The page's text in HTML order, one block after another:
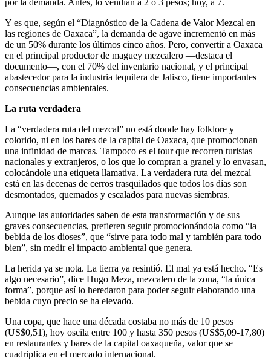
por la demanda. Antes, lo vendían a 2 o 3 pesos; hoy, a 7.
Y es que, según el “Diagnóstico de la Cadena de Valor Mezcal en
las regiones de Oaxaca”, la demanda de agave incrementó en más
de un 50% durante los últimos cinco años. Pero, convertir a Oaxaca
en el principal productor de maguey mezcalero —destaca el
documento—, con el 70% del inventario nacional, y el principal
abastecedor para la industria tequilera de Jalisco, tiene importantes
consecuencias ambientales.
La ruta verdadera
La “verdadera ruta del mezcal” no está donde hay folklore y
colorido, ni en los bares de la capital de Oaxaca, que promocionan
una infinidad de marcas. Tampoco es el tour que recorren turistas
nacionales y extranjeros, o los que lo compran a granel y lo envasan,
colocándole una etiqueta llamativa. La verdadera ruta del mezcal
está en las decenas de cerros trasquilados que todos los días son
desmontados, quemados y escalados para nuevas siembras.
Aunque las autoridades saben de esta transformación y de sus
graves consecuencias, prefieren seguir promocionándola como “la
bebida de los dioses”, que “sirve para todo mal y también para todo
bien”, sin medir el impacto ambiental que genera.
La herida ya se nota. La tierra ya resintió. El mal ya está hecho. “Es
algo necesario”, dice Hugo Meza, mezcalero de la zona, “la única
forma”, porque así lo heredaron para poder seguir elaborando una
bebida cuyo precio se ha elevado.
Una copa, que hace una década costaba no más de 10 pesos
(US$0,51), hoy oscila entre 100 y hasta 350 pesos (US$5,09-17,80)
en restaurantes y bares de la capital oaxaqueña, valor que se
cuadriplica en el mercado internacional.